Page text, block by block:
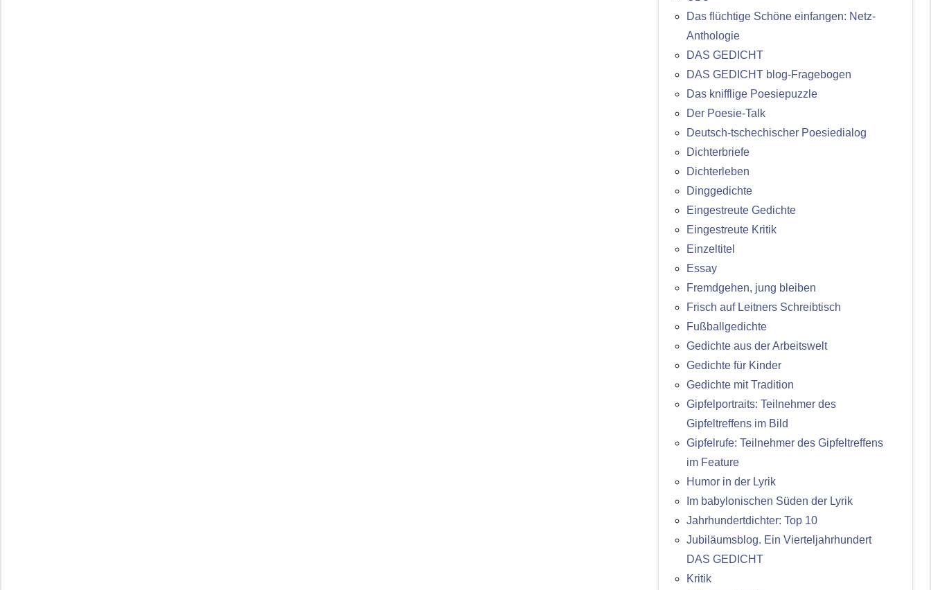
Das flüchtige Schöne einfangen: Netz-
Anthologie
DAS GEDICHT
DAS GEDICHT blog-Fragebogen
Das knifflige Poesiepuzzle
Der Poesie-Talk
Deutsch-tschechischer Poesiedialog
Dichterbriefe
Dichterleben
Dinggedichte
Eingestreute Gedichte
Eingestreute Kritik
Einzeltitel
Essay
Fremdgehen, jung bleiben
Frisch auf Leitners Schreibtisch
Fußballgedichte
Gedichte aus der Arbeitswelt
Gedichte für Kinder
Gedichte mit Tradition
Gipfelportraits: Teilnehmer des
Gipfeltreffens im Bild
Gipfelrufe: Teilnehmer des Gipfeltreffens
im Feature
Humor in der Lyrik
Im babylonischen Süden der Lyrik
Jahrhundertdichter: Top 10
Jubiläumsblog. Ein Vierteljahrhundert
DAS GEDICHT
Kritik